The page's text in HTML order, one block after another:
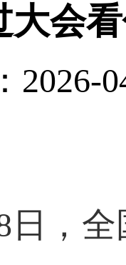
大会
日 ， 全